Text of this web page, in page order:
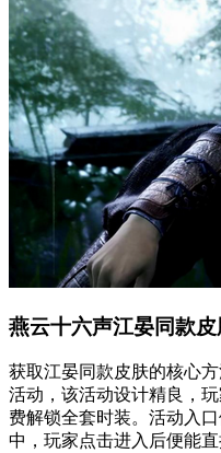
燕云十六声江晏同款
获取江晏同款皮肤的核心
活动，该活动设计精良，
费解锁全套时装。活动入
中，玩家点击进入后便能